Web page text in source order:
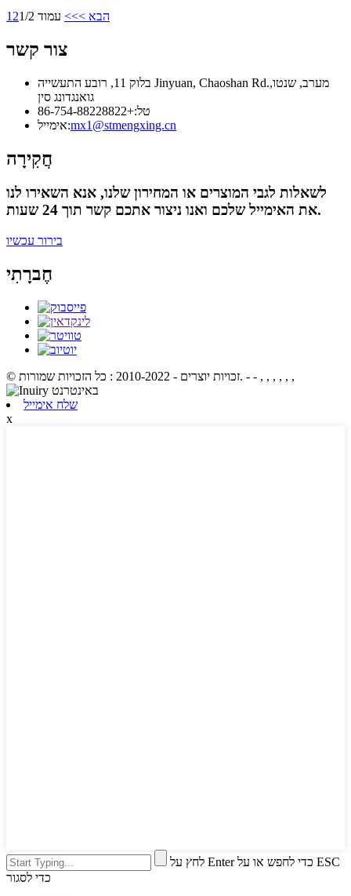
1 2 הבא >>> עמוד 1/2
צור קשר
בלוק 11, רובע התעשייה Jinyuan, Chaoshan Rd.מערב, שנטו,
גואנגדונג סין
טל:+86-754-88228822
אימייל:mx1@stmengxing.cn
חֲקִירָה
לשאלות לגבי המוצרים או המחירון שלנו, אנא השאירו לנו
את האימייל שלכם ואנו ניצור אתכם קשר תוך 24 שעות.
בירור עכשיו
חֶברָתִי
© זכויות יוצרים - 2010-2022 : כל הזכויות שמורות. - - , , , , , ,
שלח אימייל
x
לחץ על Enter כדי לחפש או על ESC
כדי לסגור